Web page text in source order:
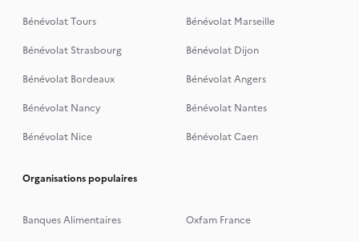
Bénévolat Tours
Bénévolat Marseille
Bénévolat Strasbourg
Bénévolat Dijon
Bénévolat Bordeaux
Bénévolat Angers
Bénévolat Nancy
Bénévolat Nantes
Bénévolat Nice
Bénévolat Caen
Organisations populaires
Banques Alimentaires
Oxfam France